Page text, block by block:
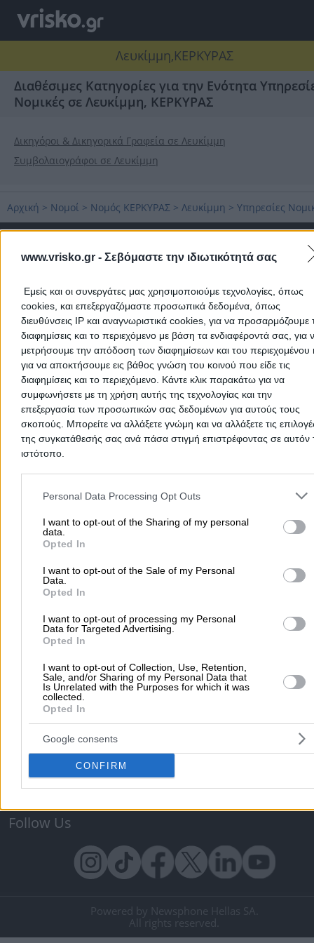
www.vrisko.gr - Σεβόμαστε την ιδιωτικότητά σας
Εμείς και οι συνεργάτες μας χρησιμοποιούμε τεχνολογίες, όπως
cookies, και επεξεργαζόμαστε προσωπικά δεδομένα, όπως
διευθύνσεις IP και αναγνωριστικά cookies, για να προσαρμόζουμε
διαφημίσεις και το περιεχόμενο με βάση τα ενδιαφέροντά σας, για
μετρήσουμε την απόδοση των διαφημίσεων και του περιεχομένου
για να αποκτήσουμε εις βάθος γνώση του κοινού που είδε τις
διαφημίσεις και το περιεχόμενο. Κάντε κλικ παρακάτω για να
συμφωνήσετε με τη χρήση αυτής της τεχνολογίας και την
επεξεργασία των προσωπικών σας δεδομένων για αυτούς τους
σκοπούς. Μπορείτε να αλλάξετε γνώμη και να αλλάξετε τις
της συγκατάθεσής σας ανά πάσα στιγμή επιστρέφοντας σε αυτόν
ιστότοπο.
Please note that this website/app uses one or more Google
and may gather and store information including but not limited to
to Google and its third-party tags to use your data for below
purposes in below Google consent section.
Personal Data Processing Opt Outs
I want to opt-out of the Sharing of my personal
data.
Opted In
I want to opt-out of the Sale of my Personal
Data.
Opted In
I want to opt-out of processing my Personal
Data for Targeted Advertising.
Opted In
I want to opt-out of Collection, Use, Retention,
Sale, and/or Sharing of my Personal Data that
Is Unrelated with the Purposes for which it was
collected.
Opted In
Google consents
CONFIRM
Λευκίμμη,ΚΕΡΚΥΡΑΣ
Διαθέσιμες Κατηγορίες για την Ενότητα
Νομικές σε Λευκίμμη, ΚΕΡΚΥΡΑΣ
Δικηγόροι & Δικηγορικά Γραφεία σε Λευκίμμη
Συμβολαιογράφοι σε Λευκίμμη
Αρχική > Νομοί > Νομός ΚΕΡΚΥΡΑΣ > Λευκίμμη > Υπηρεσίες
Δημοφιλείς Αναζητήσεις
Ψυχολόγοι Παιδικοί Σταθμοί Οδοντίατροι
Συνεργεία Αυτοκινήτων
Υδραυλικοί - Υδραυλικές Εγκαταστάσεις
περισσότερα >>
Τοπική Αναζήτηση
Αθήνα Θεσσαλονίκη Πάτρα Λάρισα Ηράκλειο
Περιστέρι Καβάλα Τρίπολη Καλλιθέα Σέρρες Ρόδος
Πειραιάς Κέρκυρα Χανιά Καλαμάτα
Χρήσιμα Σήμερα
Εφημερίες Φαρμακείων Εφημερίες Νοσοκομείων
Τιμές Καυσίμων
Υπηρεσίες Προβολής
Διαφημιστείτε στο Vrisko.gr Υπηρεσίες Digital Marketing
Κατασκευή Website
Μηχανές Αναζήτησης
Βελτιστοποίηση SEO
Διαφήμιση στα social media Δωρεάν καταχώριση
Σχετικά με το vrisko.gr
Vrisko.gr (About Us)
Πολιτική Προστασίας Προσωπικών Δεδομένων
Ραντεβού με Γιατρό Επικοινωνία
Follow Us
Powered by Newsphone Hellas SA.
All rights reserved.